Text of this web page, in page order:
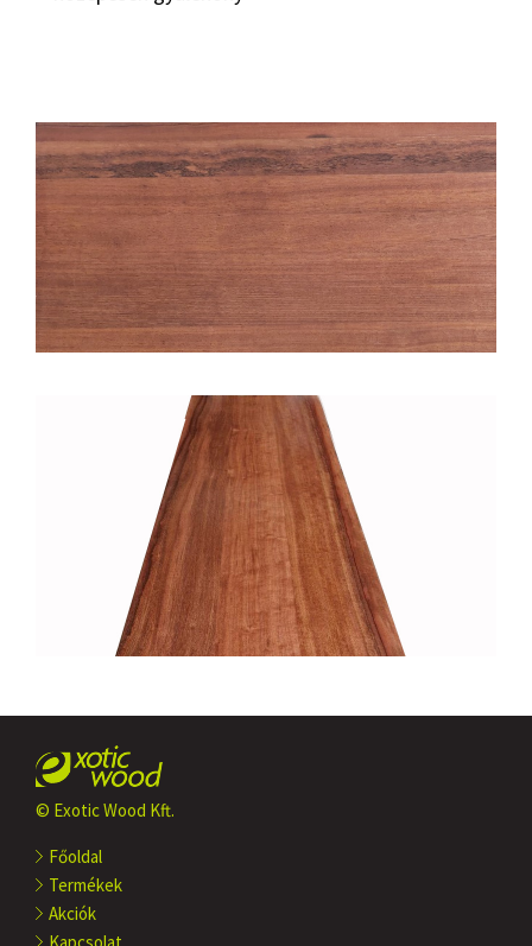
© Exotic Wood Kft.
Főoldal
Termékek
Akciók